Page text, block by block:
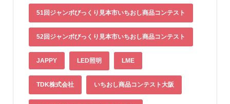
51回ジャンボびっくり見本市いちおし商品コンテスト
52回ジャンボびっくり見本市いちおし商品コンテスト
JAPPY LED照明 LME
TDK株式会社 いちおし商品コンテスト大阪